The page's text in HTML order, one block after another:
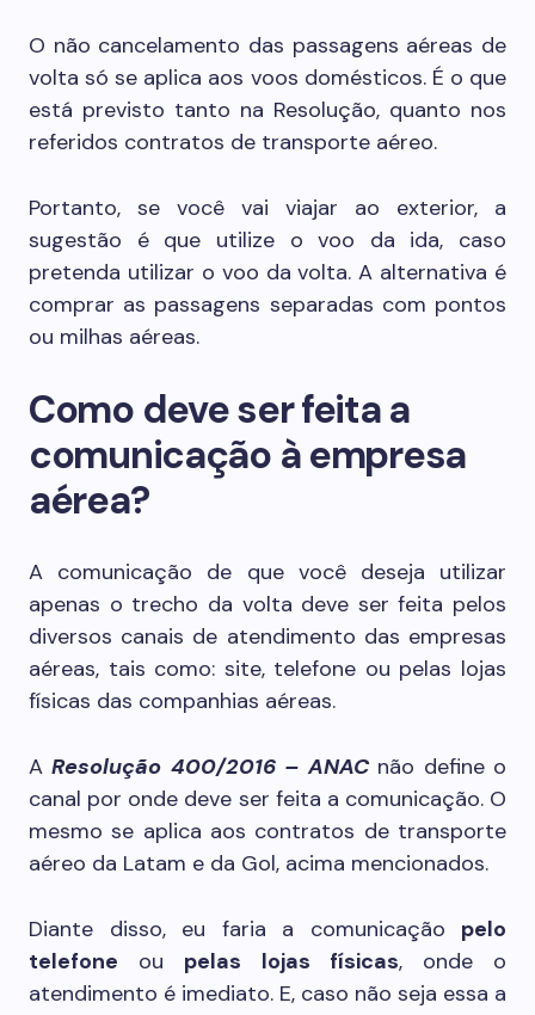
O não cancelamento das passagens aéreas de
volta só se aplica aos voos domésticos. É o que
está previsto tanto na Resolução, quanto nos
referidos contratos de transporte aéreo.
Portanto, se você vai viajar ao exterior, a
sugestão é que utilize o voo da ida, caso
pretenda utilizar o voo da volta. A alternativa é
comprar as passagens separadas com pontos
ou milhas aéreas.
Como deve ser feita a
comunicação à empresa
aérea?
A comunicação de que você deseja utilizar
apenas o trecho da volta deve ser feita pelos
diversos canais de atendimento das empresas
aéreas, tais como: site, telefone ou pelas lojas
físicas das companhias aéreas.
AResolução 400/2016 – ANACnão define o
canal por onde deve ser feita a comunicação. O
mesmo se aplica aos contratos de transporte
aéreo da Latam e da Gol, acima mencionados.
Diante disso, eu faria a comunicação pelo
telefone ou pelas lojas físicas, onde o
atendimento é imediato. E, caso não seja essa a